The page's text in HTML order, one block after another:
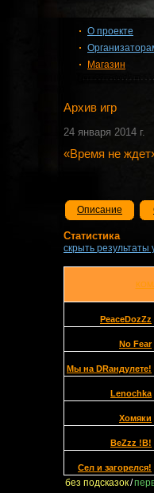
О проекте
Магазин
Архив игр
24 января 2014 г.
«Время не
Описание
Статистика
скрыть результаты
PeaceDozZz
No Fear
Мы на DRандулете!
Lenochka
Хомяки
BeZzz !B!
Сел и загорелся!
без подсказок/